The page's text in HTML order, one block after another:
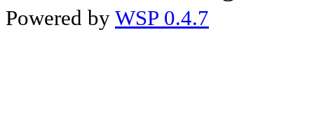
Powered by WSP 0.4.7